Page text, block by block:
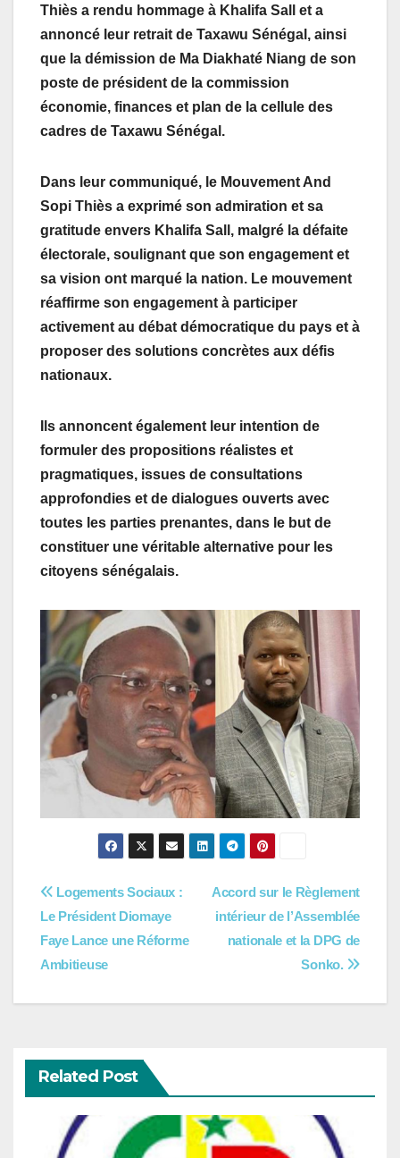
Thiès a rendu hommage à Khalifa Sall et a
annoncé leur retrait de Taxawu Sénégal, ainsi
que la démission de Ma Diakhaté Niang de son
poste de président de la commission
économie, finances et plan de la cellule des
cadres de Taxawu Sénégal.
Dans leur communiqué, le Mouvement And
Sopi Thiès a exprimé son admiration et sa
gratitude envers Khalifa Sall, malgré la défaite
électorale, soulignant que son engagement et
sa vision ont marqué la nation. Le mouvement
réaffirme son engagement à participer
activement au débat démocratique du pays et à
proposer des solutions concrètes aux défis
nationaux.
Ils annoncent également leur intention de
formuler des propositions réalistes et
pragmatiques, issues de consultations
approfondies et de dialogues ouverts avec
toutes les parties prenantes, dans le but de
constituer une véritable alternative pour les
citoyens sénégalais.
Navigation
de
l’article
Accord sur le Règlement
intérieur de l’Assemblée
nationale et la DPG de
Sonko.
Logements Sociaux :
Le Président Diomaye
Faye Lance une Réforme
Ambitieuse
Related Post